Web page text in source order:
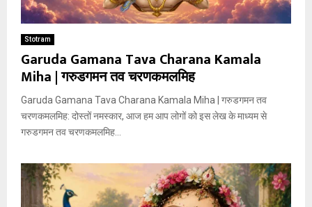
Stotram
Garuda Gamana Tava Charana Kamala
Miha | गरुडगमन तव चरणकमलमिह
Garuda Gamana Tava Charana Kamala Miha | गरुडगमन तव
चरणकमलमिह: दोस्तों नमस्कार, आज हम आप लोगों को इस लेख के माध्यम से
गरुडगमन तव चरणकमलमिह...